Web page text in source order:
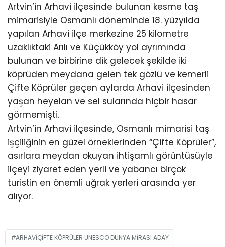
Artvin’in Arhavi ilçesinde bulunan kesme taş
mimarisiyle Osmanlı döneminde 18. yüzyılda
yapılan Arhavi ilçe merkezine 25 kilometre
uzaklıktaki Arılı ve Küçükköy yol ayrımında
bulunan ve birbirine dik gelecek şekilde iki
köprüden meydana gelen tek gözlü ve kemerli
Çifte Köprüler geçen aylarda Arhavi ilçesinden
yaşan heyelan ve sel sularında hiçbir hasar
görmemişti.
Artvin’in Arhavi ilçesinde, Osmanlı mimarisi taş
işçiliğinin en güzel örneklerinden “Çifte Köprüler”,
asırlara meydan okuyan ihtişamlı görüntüsüyle
ilçeyi ziyaret eden yerli ve yabancı birçok
turistin en önemli uğrak yerleri arasında yer
alıyor.
ARHAVİÇİFTE KÖPRÜLER UNESCO DUNYA MİRASI ADAY